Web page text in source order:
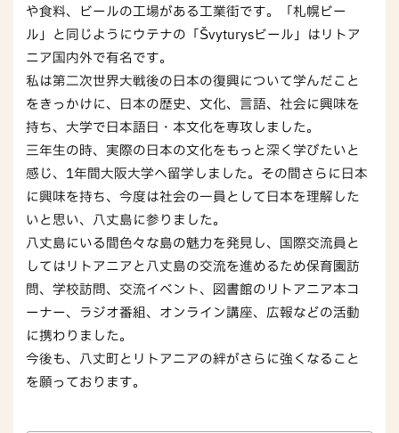
や食料、ビールの工場がある工業街です。「札幌ビー
ル」と同じようにウテナの「Švyturysビール」はリトア
ニア国内外で有名です。
私は第二次世界大戦後の日本の復興について学んだこと
をきっかけに、日本の歴史、文化、言語、社会に興味を
持ち、大学で日本語日・本文化を専攻しました。
三年生の時、実際の日本の文化をもっと深く学びたいと
感じ、1年間大阪大学へ留学しました。その間さらに日本
に興味を持ち、今度は社会の一員として日本を理解した
いと思い、八丈島に参りました。
八丈島にいる間色々な島の魅力を発見し、国際交流員と
してはリトアニアと八丈島の交流を進めるため保育園訪
問、学校訪問、交流イベント、図書館のリトアニア本コ
ーナー、ラジオ番組、オンライン講座、広報などの活動
に携わりました。
今後も、八丈町とリトアニアの絆がさらに強くなること
を願っております。